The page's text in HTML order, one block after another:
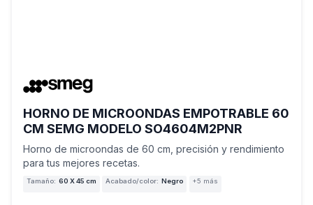
HORNO DE MICROONDAS EMPOTRABLE 60
CM SEMG MODELO SO4604M2PNR
Horno de microondas de 60 cm, precisión y rendimiento
para tus mejores recetas.
Tamaño: 60 X 45 cm Acabado/color: Negro +5 más